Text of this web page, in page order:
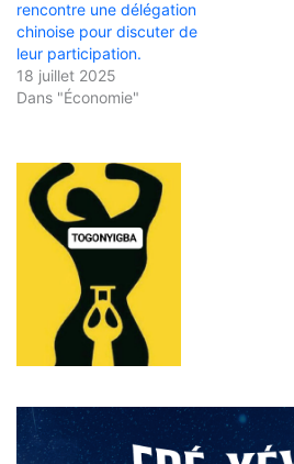
rencontre une délégation
chinoise pour discuter de
leur participation.
18 juillet 2025
Dans "Économie"